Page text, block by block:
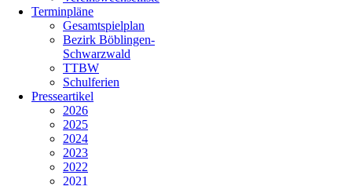
Terminpläne
Gesamtspielplan
Bezirk Böblingen-
Schwarzwald
TTBW
Schulferien
Presseartikel
2026
2025
2024
2023
2022
2021